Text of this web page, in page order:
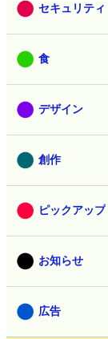
セキュリティ
食
デザイン
創作
ピックアップ
お知らせ
広告